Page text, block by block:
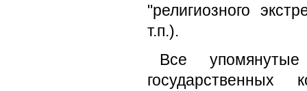
"религиозного
т.п.).
Все
государственных